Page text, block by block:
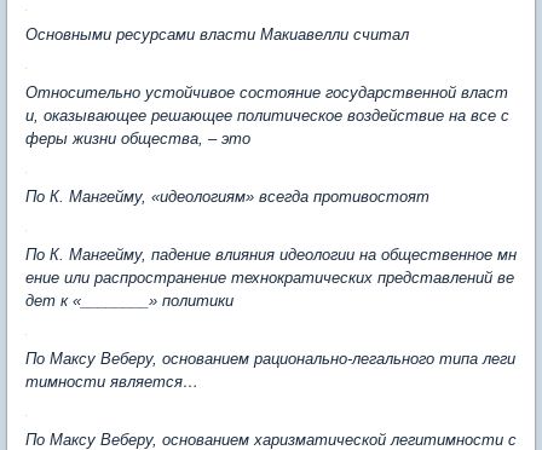
Основными ресурсами власти Макиавелли считал
Относительно устойчивое состояние государственной власт
и, оказывающее решающее политическое воздействие на все с
феры жизни общества, – это
По К. Мангейму, «идеологиям» всегда противостоят
По К. Мангейму, падение влияния идеологии на общественное мн
ение или распространение технократических представлений ве
дет к «________» политики
По Максу Веберу, основанием рационально-легального типа леги
тимности является…
По Максу Веберу, основанием харизматической легитимности с